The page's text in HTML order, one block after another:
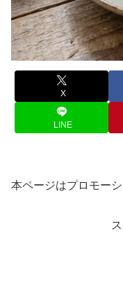
X
LINE
本ページはプロモー